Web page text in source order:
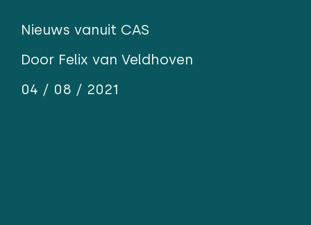
Nieuws vanuit CAS
Door Felix van Veldhoven
04 / 08 / 2021